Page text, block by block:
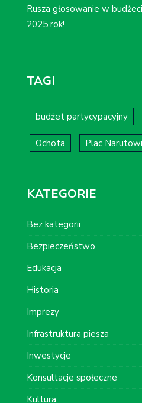
Rusza głosowanie w
2025 rok!
TAGI
budżet partycypacyjny
Ochota Plac
KATEGORIE
Bez kategorii
Bezpieczeństwo
Edukacja
Historia
Imprezy
Infrastruktura piesza
Inwestycje
Konsultacje społeczne
Kultura